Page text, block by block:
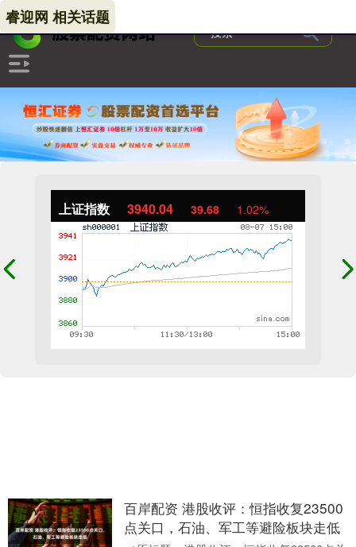
上证指数 3940.04 39.68 1.02%
睿迎网 相关话题
百岸配资 港股收评：恒指收复23500
点关口，石油、军工等避险板块走低